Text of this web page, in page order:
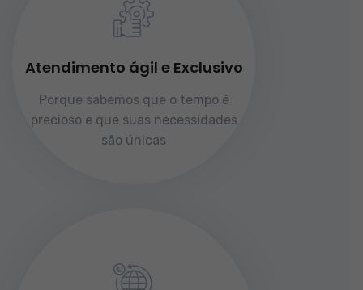
Atendimento ágil e Exclusivo
Porque sabemos que o tempo é
precioso e que suas necessidades
são únicas